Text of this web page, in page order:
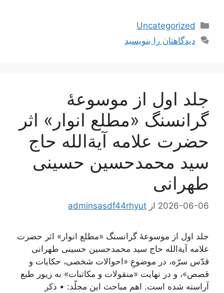
دسته‌ها
Uncategorized
دیدگاهتان را بنویسید
جلد اول از موسوعۀ
گرانسنگ «مطلع انوار» اثر
حضرت علامه آیة‌الله حاج
سید محمدحسین حسینی
طهرانی
2026-06-06 از adminsasdf44rhyut
جلد اول از موسوعۀ گرانسنگ «مطلع انوار» اثر حضرت
علامه آیة‌الله حاج سید محمدحسین حسینی طهرانی
قدّس سرّه، در موضوعِ «احوالات شخصی، حکایات و
قصص»، و در نهایت «منقولات و مکاتبات» به زیور طبع
آراسته شده است. اهم مباحث این مجلّد: • ذکر